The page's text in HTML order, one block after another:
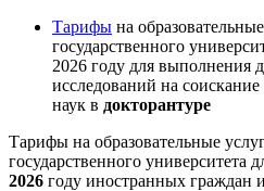
Тарифы на
государственного
2026 году для выполнения
исследований на
наук в докторантуре
Тарифы на образовательные
государственного университета
2026 году иностранных граждан